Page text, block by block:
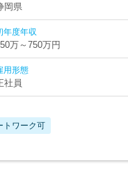
岡県
年度年収
万～750万円
用形態
社員
トワーク可